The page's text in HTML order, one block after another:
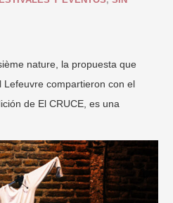
nature, la propuesta que
Lefeuvre compartieron con el
de El CRUCE, es una